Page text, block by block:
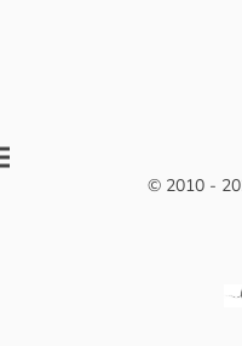
© 2010 -